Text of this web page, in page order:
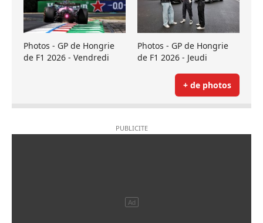
Photos - GP de Hongrie
de F1 2026 - Vendredi
Photos - GP de Hongrie
de F1 2026 - Jeudi
+ de photos